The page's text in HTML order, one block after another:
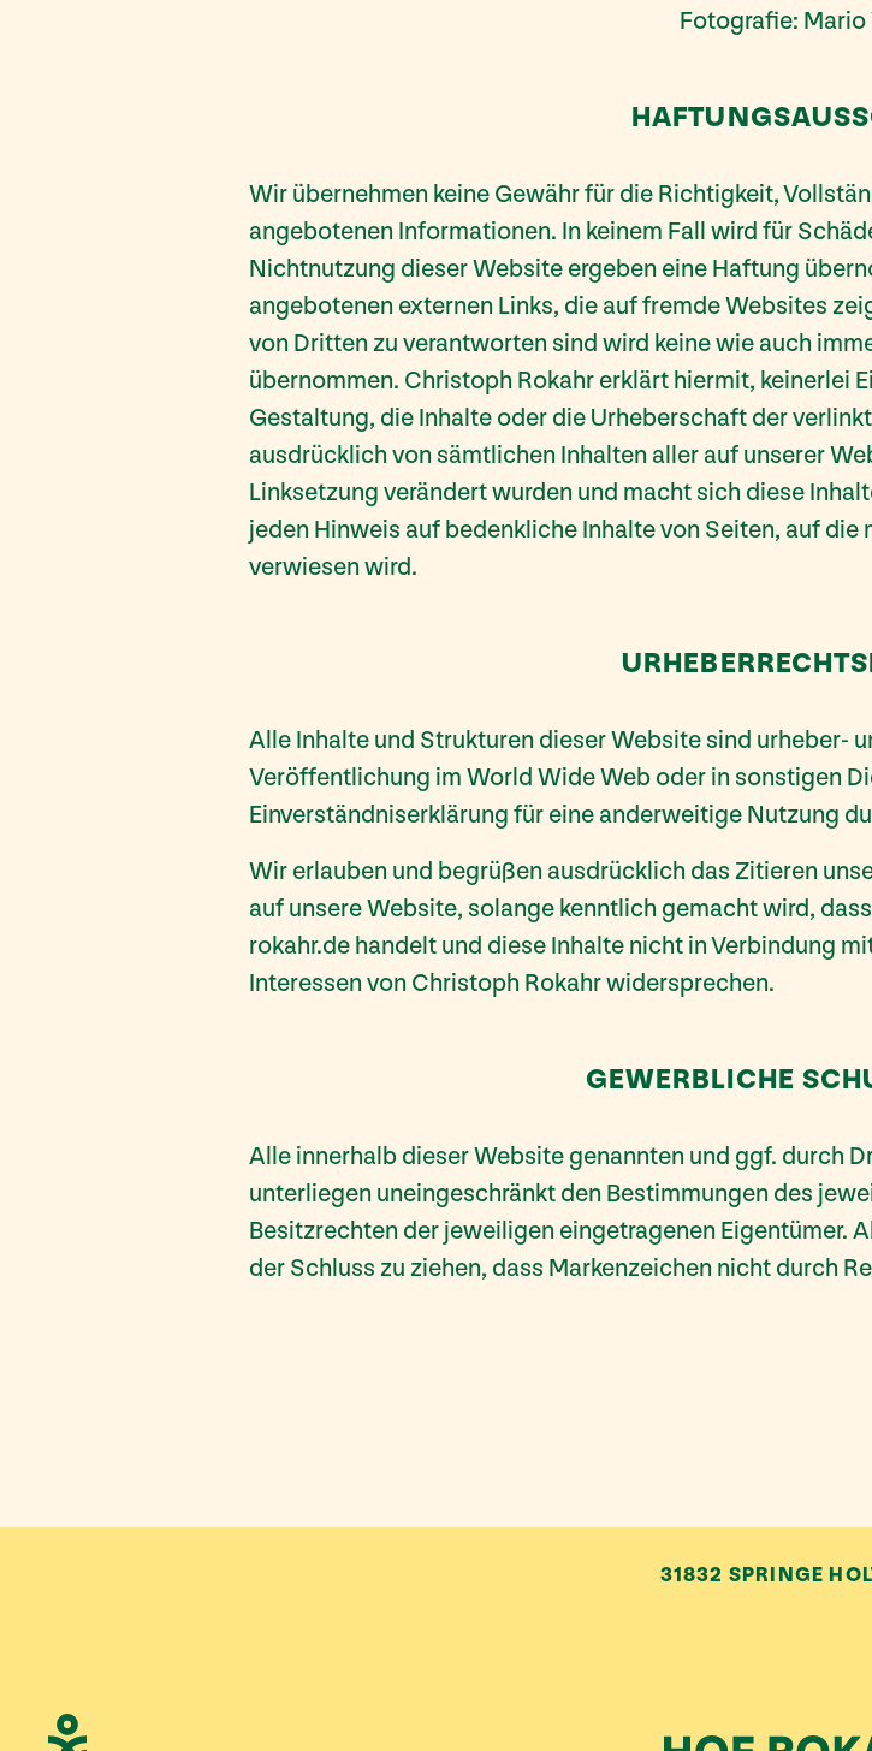
Fotografie: Mario
Wir übernehmen keine Gewähr für die Richtigkeit,
angebotenen Informationen. In keinem Fall wird für
Nichtnutzung dieser Website ergeben eine Haftung
angebotenen externen Links, die auf fremde Websites
von Dritten zu verantworten sind wird keine wie auch
übernommen. Christoph Rokahr erklärt hiermit, keinerlei
Gestaltung, die Inhalte oder die Urheberschaft der
ausdrücklich von sämtlichen Inhalten aller auf unserer
Linksetzung verändert wurden und macht sich diese
jeden Hinweis auf bedenkliche Inhalte von Seiten, auf die
verwiesen wird.
Alle Inhalte und Strukturen dieser Website sind urheber-
Veröffentlichung im World Wide Web oder in sonstigen
Einverständniserklärung für eine anderweitige Nutzung
Wir erlauben und begrüßen ausdrücklich das Zitieren
auf unsere Website, solange kenntlich gemacht wird,
rokahr.de handelt und diese Inhalte nicht in Verbindung
Interessen von Christoph Rokahr widersprechen.
GEWERBLICHE
Alle innerhalb dieser Website genannten und ggf. durch
unterliegen uneingeschränkt den Bestimmungen des
Besitzrechten der jeweiligen eingetragenen Eigentümer.
der Schluss zu ziehen, dass Markenzeichen nicht durch
31832 SPRINGE